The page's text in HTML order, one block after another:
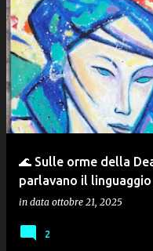
🌊 Sulle orme della
parlavano il
in data ottobre 21, 2025
2